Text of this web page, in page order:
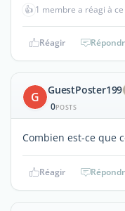
👍 1 membre a réagi à
Réagir
G GuestPoster199
0POSTS
Combien est-ce que
Réagir